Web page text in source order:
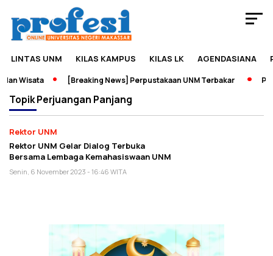
LINTAS UNM KILAS KAMPUS KILAS LK AGENDASIANA
Wisata [Breaking News] Perpustakaan UNM Terbakar
TopikPerjuangan Panjang
Rektor UNM
Rektor UNM Gelar Dialog Terbuka
Bersama Lembaga Kemahasiswaan UNM
Senin, 6 November 2023 - 16:46 WITA